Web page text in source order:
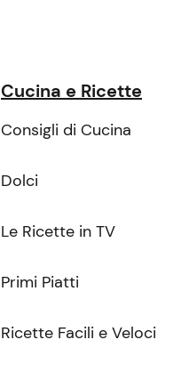
Cucina e Ricette
Consigli di Cucina
Dolci
Le Ricette in TV
Primi Piatti
Ricette Facili e Veloci